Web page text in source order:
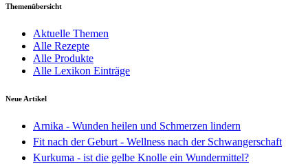
Themenübersicht
Aktuelle Themen
Alle Rezepte
Alle Produkte
Alle Lexikon Einträge
Neue Artikel
Arnika - Wunden heilen und Schmerzen lindern
Fit nach der Geburt - Wellness nach der Schwangerschaft
Kurkuma - ist die gelbe Knolle ein Wundermittel?